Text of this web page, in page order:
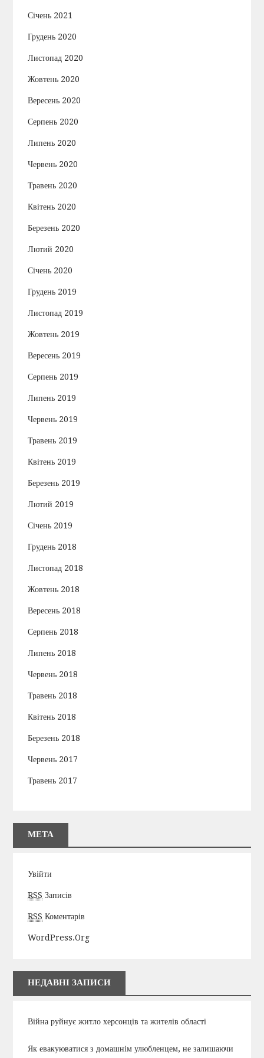
Січень 2021
Грудень 2020
Листопад 2020
Жовтень 2020
Вересень 2020
Серпень 2020
Липень 2020
Червень 2020
Травень 2020
Квітень 2020
Березень 2020
Лютий 2020
Січень 2020
Грудень 2019
Листопад 2019
Жовтень 2019
Вересень 2019
Серпень 2019
Липень 2019
Червень 2019
Травень 2019
Квітень 2019
Березень 2019
Лютий 2019
Січень 2019
Грудень 2018
Листопад 2018
Жовтень 2018
Вересень 2018
Серпень 2018
Липень 2018
Червень 2018
Травень 2018
Квітень 2018
Березень 2018
Червень 2017
Травень 2017
МЕТА
Увійти
RSS Записів
RSS Коментарів
WordPress.org
НЕДАВНІ ЗАПИСИ
Війна руйнує житло херсонців та жителів області
Як евакуюватися з домашнім улюбленцем, не залишаючи